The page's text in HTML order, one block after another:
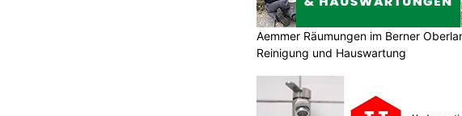
Aemmer Räumungen im Berner
Reinigung und Hauswartung